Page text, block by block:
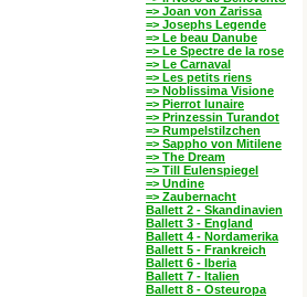
=> Joan von Zarissa
=> Josephs Legende
=> Le beau Danube
=> Le Spectre de la rose
=> Le Carnaval
=> Les petits riens
=> Noblissima Visione
=> Pierrot lunaire
=> Prinzessin Turandot
=> Rumpelstilzchen
=> Sappho von Mitilene
=> The Dream
=> Till Eulenspiegel
=> Undine
=> Zaubernacht
Ballett 2 - Skandinavien
Ballett 3 - England
Ballett 4 - Nordamerika
Ballett 5 - Frankreich
Ballett 6 - Iberia
Ballett 7 - Italien
Ballett 8 - Osteuropa